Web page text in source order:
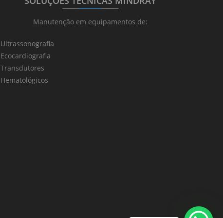
_______________________
Manutenção em equipamentos de:
Ultrassonografia
Ecocardiografia
Transdutores
Hematológicos